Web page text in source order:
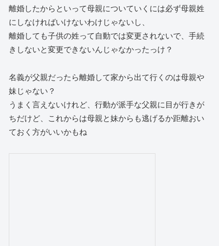
離婚したからといって母親についていくには必ず母親姓
にしなければいけないわけじゃないし、
離婚しても子供の姓って自動では変更されないで、手続
きしないと変更できないんじゃなかったっけ？
名義が父親だったら離婚して家から出て行くのは母親や
妹じゃない？
うまく言えないけれど、行動が派手な父親に目が行きが
ちだけど、これからは母親と妹からも逃げるか距離おい
ておく方がいいかもね